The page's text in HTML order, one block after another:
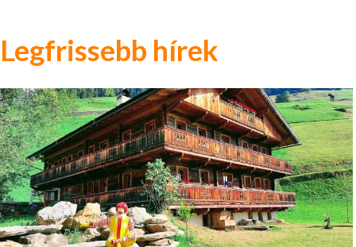
Legfrissebb hírek